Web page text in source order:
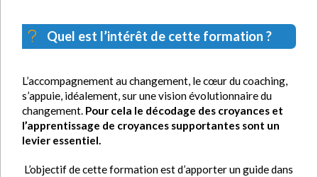
Quel est l’intérêt de cette formation ?
L’accompagnement au changement, le cœur du coaching,
s’appuie, idéalement, sur une vision évolutionnaire du
changement. Pour cela le décodage des croyances et
l’apprentissage de croyances supportantes sont un
levier essentiel.
L’objectif de cette formation est d’apporter un guide dans